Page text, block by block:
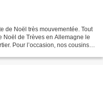
de Noël très mouvementée. Tout
Noël de Trèves en Allemagne le
Pour l’occasion, nos cousins